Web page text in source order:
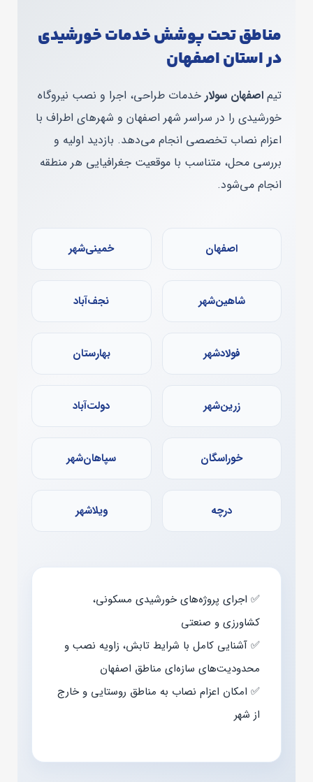
مناطق تحت پوشش خدمات خورشیدی
در استان اصفهان
تیم اصفهان سولار خدمات طراحی، اجرا و نصب نیروگاه
خورشیدی را در سراسر شهر اصفهان و شهرهای اطراف با
اعزام نصاب تخصصی انجام می‌دهد. بازدید اولیه و
بررسی محل، متناسب با موقعیت جغرافیایی هر منطقه
انجام می‌شود.
اصفهان خمینی‌شهر
شاهین‌شهر نجف‌آباد
فولادشهر بهارستان
زرین‌شهر دولت‌آباد
خوراسگان سپاهان‌شهر
درچه ویلاشهر
✅ اجرای پروژه‌های خورشیدی مسکونی،
کشاورزی و صنعتی
✅ آشنایی کامل با شرایط تابش، زاویه نصب و
محدودیت‌های سازه‌ای مناطق اصفهان
✅ امکان اعزام نصاب به مناطق روستایی و خارج
از شهر